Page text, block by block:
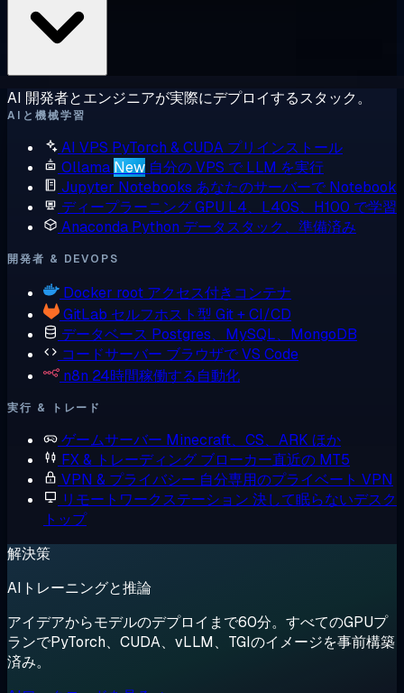
AI 開発者とエンジニアが実際にデプロイするスタック。
AIと機械学習
AI VPS PyTorch & CUDA プリインストール
Ollama New 自分の VPS で LLM を実行
Jupyter Notebooks あなたのサーバーで Notebook
ディープラーニング GPU L4、L40S、H100 で学習
Anaconda Python データスタック、準備済み
開発者 & DEVOPS
Docker root アクセス付きコンテナ
GitLab セルフホスト型 Git + CI/CD
データベース Postgres、MySQL、MongoDB
コードサーバー ブラウザで VS Code
n8n 24時間稼働する自動化
実行 & トレード
ゲームサーバー Minecraft、CS、ARK ほか
FX & トレーディング ブローカー直近の MT5
VPN & プライバシー 自分専用のプライベート VPN
リモートワークステーション 決して眠らないデスク
トップ
解決策
AIトレーニングと推論
アイデアからモデルのデプロイまで60分。すべてのGPUプ
ランでPyTorch、CUDA、vLLM、TGIのイメージを事前構築
済み。